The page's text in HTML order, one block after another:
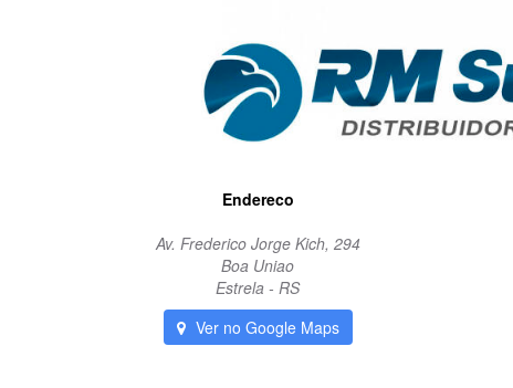
Endereco
Av. Frederico Jorge Kich, 294
Boa Uniao
Estrela - RS
Ver no Google Maps